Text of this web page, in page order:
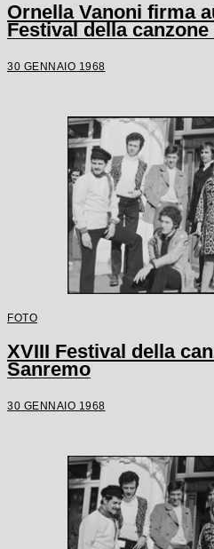
Ornella Vanoni firma
Festival della
30 GENNAIO 1968
FOTO
XVIII Festival della
Sanremo
30 GENNAIO 1968